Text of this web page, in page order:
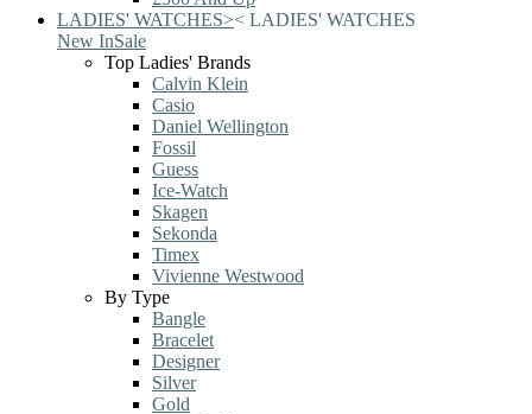
LADIES' WATCHES>< LADIES' WATCHES
New InSale
Top Ladies' Brands
Calvin Klein
Casio
Daniel Wellington
Fossil
Guess
Ice-Watch
Skagen
Sekonda
Timex
Vivienne Westwood
By Type
Bangle
Bracelet
Designer
Silver
Gold